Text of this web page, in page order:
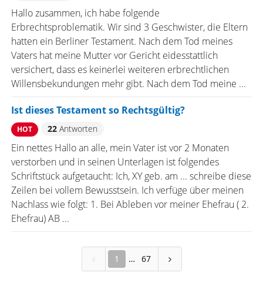
Hallo zusammen, ich habe folgende
Erbrechtsproblematik. Wir sind 3 Geschwister, die Eltern
hatten ein Berliner Testament. Nach dem Tod meines
Vaters hat meine Mutter vor Gericht eidesstattlich
versichert, dass es keinerlei weiteren erbrechtlichen
Willensbekundungen mehr gibt. Nach dem Tod meine ...
Ist dieses Testament so Rechtsgültig?
HOT 22Antworten
Ein nettes Hallo an alle, mein Vater ist vor 2 Monaten
verstorben und in seinen Unterlagen ist folgendes
Schriftstück aufgetaucht: Ich, XY geb. am ... schreibe diese
Zeilen bei vollem Bewusstsein. Ich verfüge über meinen
Nachlass wie folgt: 1. Bei Ableben vor meiner Ehefrau ( 2.
Ehefrau) AB ...
1 67